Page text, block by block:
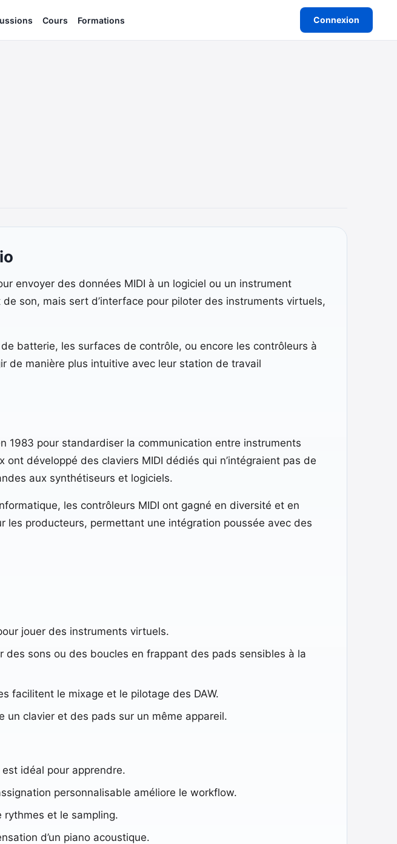
Cours Formations Connexion
envoyer des données MIDI à un logiciel ou un instrument
son, mais sert d’interface pour piloter des instruments virtuels,
batterie, les surfaces de contrôle, ou encore les contrôleurs à
de manière plus intuitive avec leur station de travail
1983 pour standardiser la communication entre instruments
développé des claviers MIDI dédiés qui n’intégraient pas de
aux synthétiseurs et logiciels.
les contrôleurs MIDI ont gagné en diversité et en
les producteurs, permettant une intégration poussée avec des
jouer des instruments virtuels.
sons ou des boucles en frappant des pads sensibles à la
facilitent le mixage et le pilotage des DAW.
un clavier et des pads sur un même appareil.
idéal pour apprendre.
personnalisable améliore le workflow.
et le sampling.
d’un piano acoustique.